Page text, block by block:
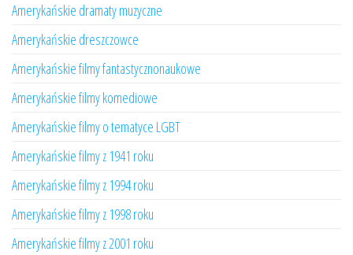
Amerykańskie dramaty muzyczne
Amerykańskie dreszczowce
Amerykańskie filmy fantastycznonaukowe
Amerykańskie filmy komediowe
Amerykańskie filmy o tematyce LGBT
Amerykańskie filmy z 1941 roku
Amerykańskie filmy z 1994 roku
Amerykańskie filmy z 1998 roku
Amerykańskie filmy z 2001 roku